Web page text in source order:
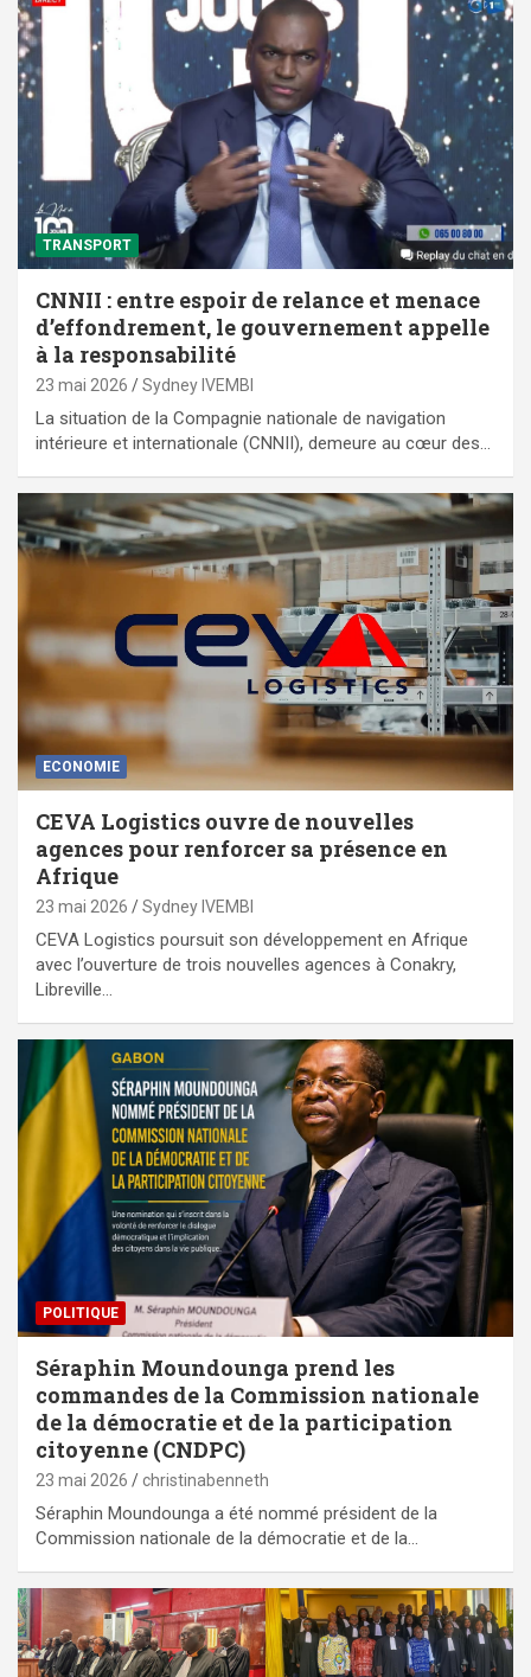
TRANSPORT
CNNII : entre espoir de relance et menace
d’effondrement, le gouvernement appelle
à la responsabilité
23 mai 2026 Sydney IVEMBI
La situation de la Compagnie nationale de navigation
intérieure et internationale (CNNII), demeure au cœur des…
ECONOMIE
CEVA Logistics ouvre de nouvelles
agences pour renforcer sa présence en
Afrique
23 mai 2026 Sydney IVEMBI
CEVA Logistics poursuit son développement en Afrique
avec l’ouverture de trois nouvelles agences à Conakry,
Libreville…
POLITIQUE
Séraphin Moundounga prend les
commandes de la Commission nationale
de la démocratie et de la participation
citoyenne (CNDPC)
23 mai 2026 christinabenneth
Séraphin Moundounga a été nommé président de la
Commission nationale de la démocratie et de la…